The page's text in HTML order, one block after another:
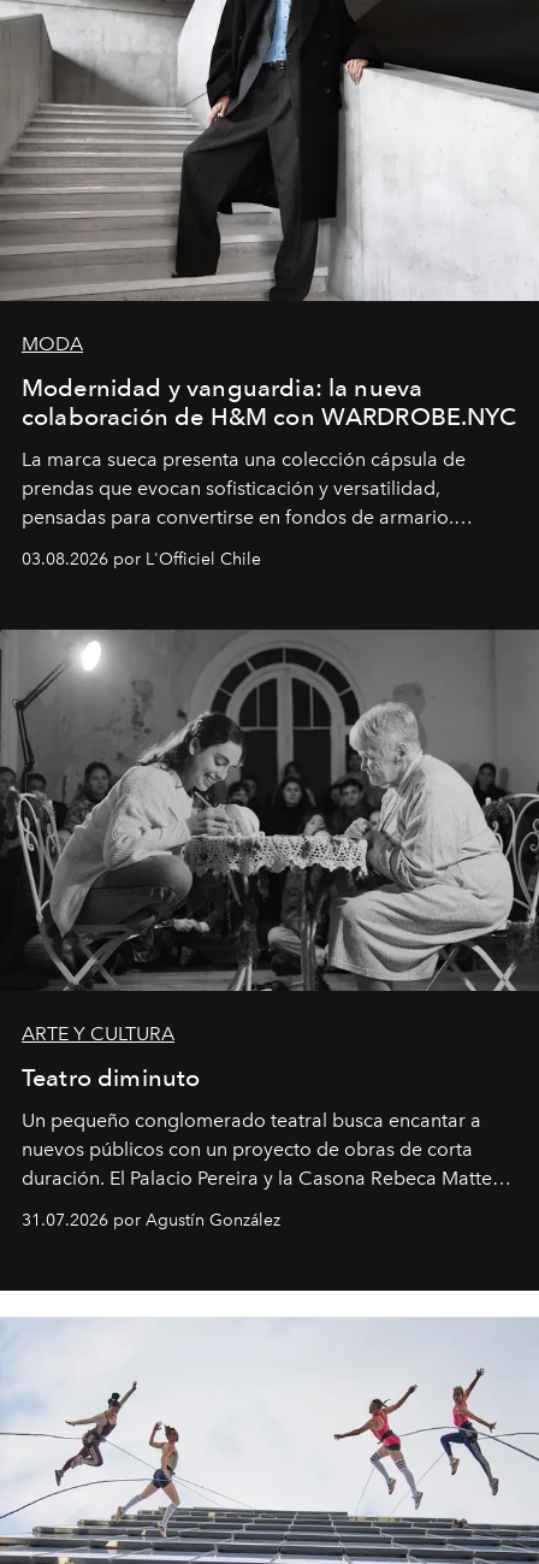
MODA
Modernidad y vanguardia: la nueva
colaboración de H&M con WARDROBE.NYC
La marca sueca presenta una colección cápsula de
prendas que evocan sofisticación y versatilidad,
pensadas para convertirse en fondos de armario.
03.08.2026 por L'Officiel Chile
ARTE Y CULTURA
Teatro diminuto
Un pequeño conglomerado teatral busca encantar a
nuevos públicos con un proyecto de obras de corta
duración. El Palacio Pereira y la Casona Rebeca Matte
miniobras. Sus puestas en escena son limpias; ponen el
31.07.2026 por Agustín González